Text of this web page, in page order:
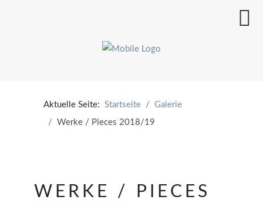
Aktuelle Seite: Startseite
Galerie
Werke / Pieces 2018/19
WERKE / PIECES